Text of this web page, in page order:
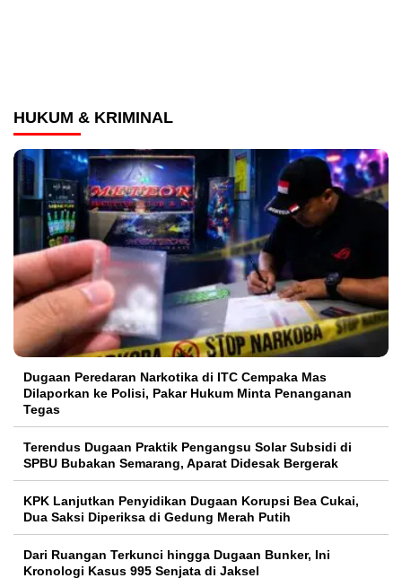
HUKUM & KRIMINAL
Dugaan Peredaran Narkotika di ITC Cempaka Mas
Dilaporkan ke Polisi, Pakar Hukum Minta Penanganan
Tegas
Terendus Dugaan Praktik Pengangsu Solar Subsidi di
SPBU Bubakan Semarang, Aparat Didesak Bergerak
KPK Lanjutkan Penyidikan Dugaan Korupsi Bea Cukai,
Dua Saksi Diperiksa di Gedung Merah Putih
Dari Ruangan Terkunci hingga Dugaan Bunker, Ini
Kronologi Kasus 995 Senjata di Jaksel